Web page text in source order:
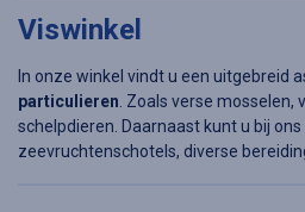
Viswinkel
In onze winkel vindt u een uitgebreid
particulieren . Zoals verse mosselen,
schelpdieren. Daarnaast kunt u bij
zeevruchtenschotels, diverse